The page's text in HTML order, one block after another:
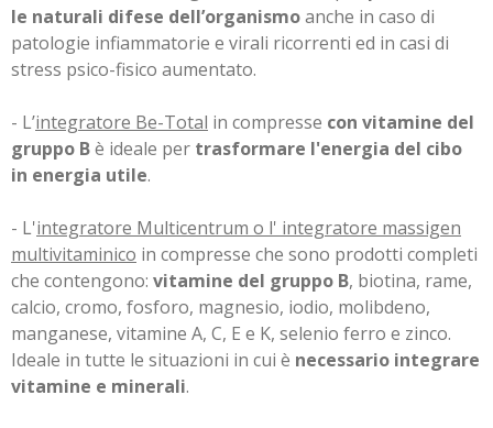
le naturali difese dell’organismoanche in caso di
patologie infiammatorie e virali ricorrenti ed in casi di
stress psico-fisico aumentato.
- L’integratore Be-Total in compresse con vitamine del
gruppo Bè ideale per trasformare l'energia del cibo
in energia utile.
- L'integratore Multicentrum o l' integratore massigen
multivitaminico in compresse che sono prodotti completi
che contengono: vitamine del gruppo B, biotina, rame,
calcio, cromo, fosforo, magnesio, iodio, molibdeno,
manganese, vitamine A, C, E e K, selenio ferro e zinco.
Ideale in tutte le situazioni in cui è necessario integrare
vitamine e minerali.